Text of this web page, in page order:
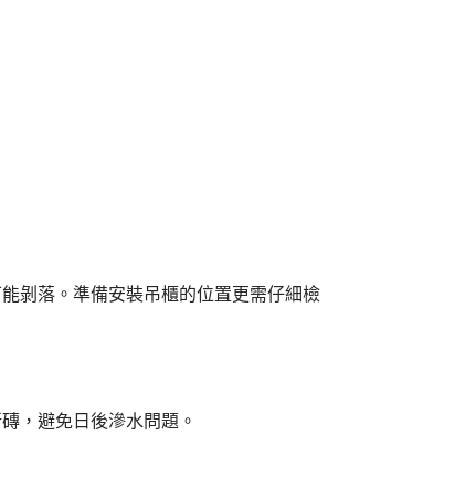
剝落。準備安裝吊櫃的位置更需仔細檢
，避免日後滲水問題。